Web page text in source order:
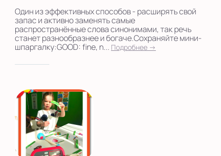
Один из эффективных способов - расширять свой
запас и активно заменять самые
распространённые слова синонимами, так речь
станет разнообразнее и богаче.Сохраняйте мини-
шпаргалку:GOOD: fine, n... Подробнее →